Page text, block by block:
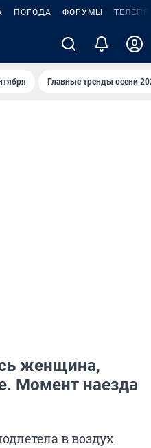
ПОГОДА ФОРУМЫ
Главные тренды осени
женщина,
Момент наезда
в воздух